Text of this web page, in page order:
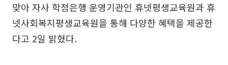
맞아 자사 학점은행 운영기관인 휴넷평생교육원과 휴
넷사회복지평생교육원을 통해 다양한 혜택을 제공한
다고 2일 밝혔다.